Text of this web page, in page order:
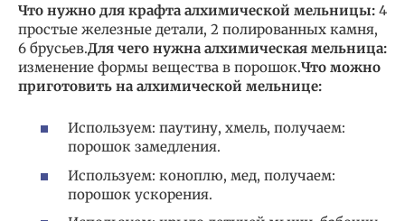
Что нужно для крафта алхимической мельницы: 4
простые железные детали, 2 полированных камня,
6 брусьев.Для чего нужна алхимическая мельница:
изменение формы вещества в порошок.Что можно
приготовить на алхимической мельнице:
Используем: паутину, хмель, получаем:
порошок замедления.
Используем: коноплю, мед, получаем:
порошок ускорения.